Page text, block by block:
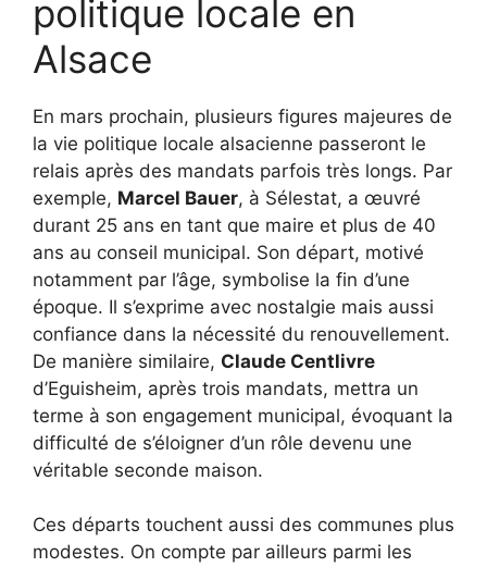
politique locale en
Alsace
En mars prochain, plusieurs figures majeures de
la vie politique locale alsacienne passeront le
relais après des mandats parfois très longs. Par
exemple, Marcel Bauer, à Sélestat, a œuvré
durant 25 ans en tant que maire et plus de 40
ans au conseil municipal. Son départ, motivé
notamment par l’âge, symbolise la fin d’une
époque. Il s’exprime avec nostalgie mais aussi
confiance dans la nécessité du renouvellement.
De manière similaire, Claude Centlivre
d’Eguisheim, après trois mandats, mettra un
terme à son engagement municipal, évoquant la
difficulté de s’éloigner d’un rôle devenu une
véritable seconde maison.
Ces départs touchent aussi des communes plus
modestes. On compte par ailleurs parmi les